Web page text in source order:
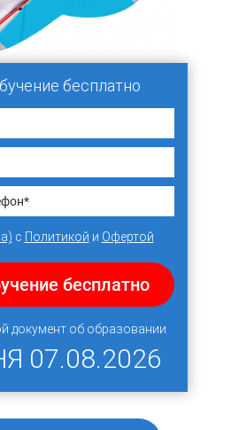
бесплатно
с Политикой и Офертой
бесплатно
документ об образовании
07.08.2026